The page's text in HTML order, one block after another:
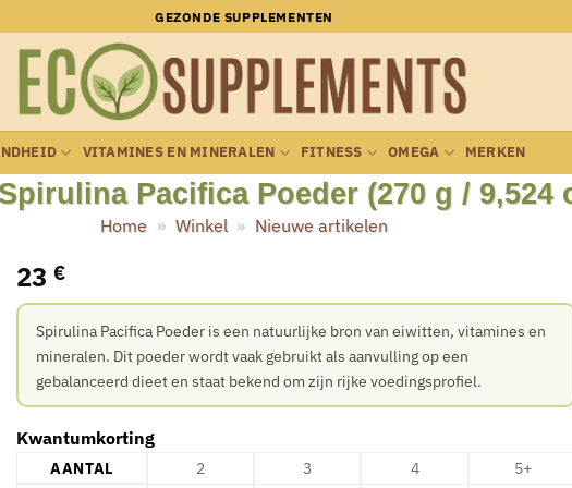
GEZONDE SUPPLEMENTEN
VITAMINES EN MINERALEN FITNESS OMEGA MERKEN
Pacifica Poeder (270 g / 9,524
Home » Winkel » Nieuwe artikelen
23 €
Spirulina Pacifica Poeder is een natuurlijke bron van eiwitten, vitamines en
mineralen. Dit poeder wordt vaak gebruikt als aanvulling op een
gebalanceerd dieet en staat bekend om zijn rijke voedingsprofiel.
Kwantumkorting
AANTAL 2 3 4
5+